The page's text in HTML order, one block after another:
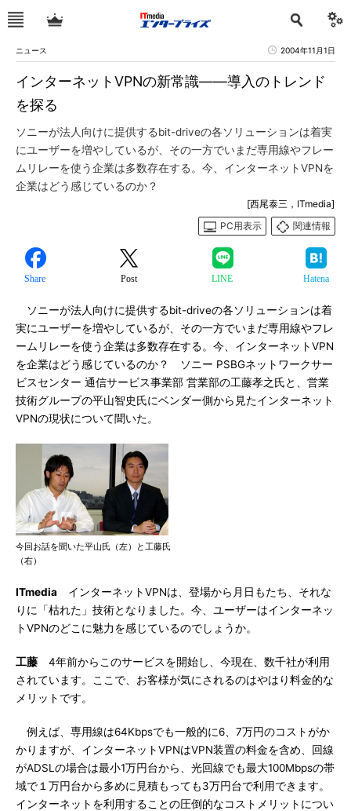
ニュース 2004年11月1日
インターネットVPNの新常識――導入のトレンド
を探る
ソニーが法人向けに提供するbit-driveの各ソリューションは着実
にユーザーを増やしているが、その一方でいまだ専用線やフレー
ムリレーを使う企業は多数存在する。今、インターネットVPNを
企業はどう感じているのか？
[西尾泰三，ITmedia]
PC用表示
関連情報
Share Post LINE Hatena
ソニーが法人向けに提供するbit-driveの各ソリューションは着
実にユーザーを増やしているが、その一方でいまだ専用線やフレ
ームリレーを使う企業は多数存在する。今、インターネットVPN
を企業はどう感じているのか？ ソニー PSBGネットワークサー
ビスセンター 通信サービス事業部 営業部の工藤孝之氏と、営業
技術グループの平山智史氏にベンダー側から見たインターネット
VPNの現状について聞いた。
今回お話を聞いた平山氏（左）と工藤氏
（右）
ITmedia インターネットVPNは、登場から月日もたち、それな
りに「枯れた」技術となりました。今、ユーザーはインターネッ
トVPNのどこに魅力を感じているのでしょうか。
工藤 4年前からこのサービスを開始し、今現在、数千社が利用
されています。ここで、お客様が気にされるのはやはり料金的な
メリットです。
例えば、専用線は64Kbpsでも一般的に6、7万円のコストがか
かりますが、インターネットVPNはVPN装置の料金を含め、回線
がADSLの場合は最小1万円台から、光回線でも最大100Mbpsの帯
域で１万円台から多めに見積もっても3万円台で利用できます。
インターネットを利用することの圧倒的なコストメリットについ